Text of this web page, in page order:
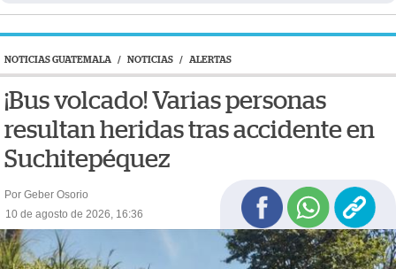
NOTICIAS GUATEMALA / NOTICIAS / ALERTAS
¡Bus volcado! Varias personas
resultan heridas tras accidente en
Suchitepéquez
Por Geber Osorio
10 de agosto de 2026, 16:36